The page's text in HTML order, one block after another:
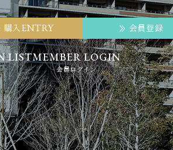
購入ENTRY 会員登録
LISTMEMBER LOGIN
会員ログイン